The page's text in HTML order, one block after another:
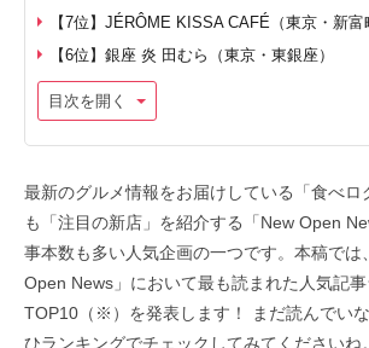
【7位】JÉRÔME KISSA CAFÉ（東京・新富
【6位】銀座 炎 田むら（東京・東銀座）
目次を開く
最新のグルメ情報をお届けしている「食べロ
も「注目の新店」を紹介する「New Open
事本数も多い人気企画の一つです。本稿では
Open News」において最も読まれた人気記
TOP10（※）を発表します！ まだ読んでい
ひランキングでチェックしてみてくださいね。